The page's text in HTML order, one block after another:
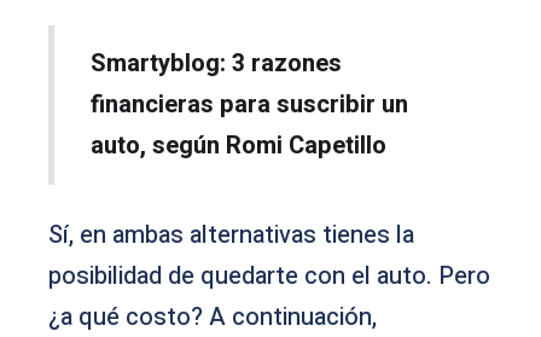
Smartyblog: 3 razones
financieras para suscribir un
auto, según Romi Capetillo
Sí, en ambas alternativas tienes la
posibilidad de quedarte con el auto. Pero
¿a qué costo? A continuación,